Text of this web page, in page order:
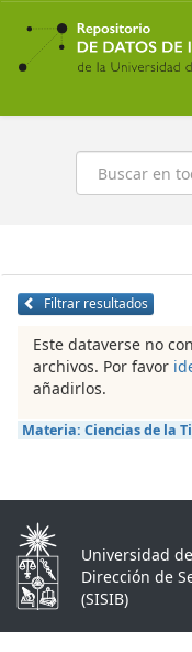
Ir
contenido
principal
Buscar
Filtrar resultados
Este dataverse no
archivos. Por favor
añadirlos.
Materia: Ciencias de la
Universidad
Dirección de
(SISIB)